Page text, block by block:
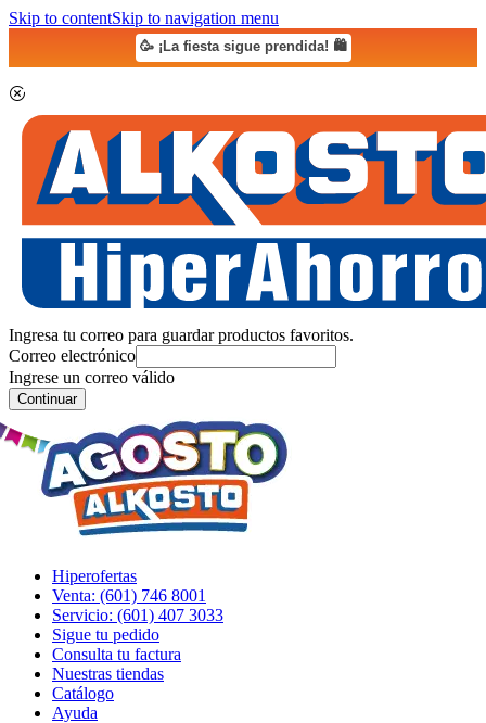
Skip to contentSkip to navigation menu
🥳 ¡La fiesta sigue prendida! 🛍️
Ingresa tu correo para guardar productos favoritos.
Correo electrónico
Ingrese un correo válido
Continuar
Hiperofertas
Venta: (601) 746 8001
Servicio: (601) 407 3033
Sigue tu pedido
Consulta tu factura
Nuestras tiendas
Catálogo
Ayuda